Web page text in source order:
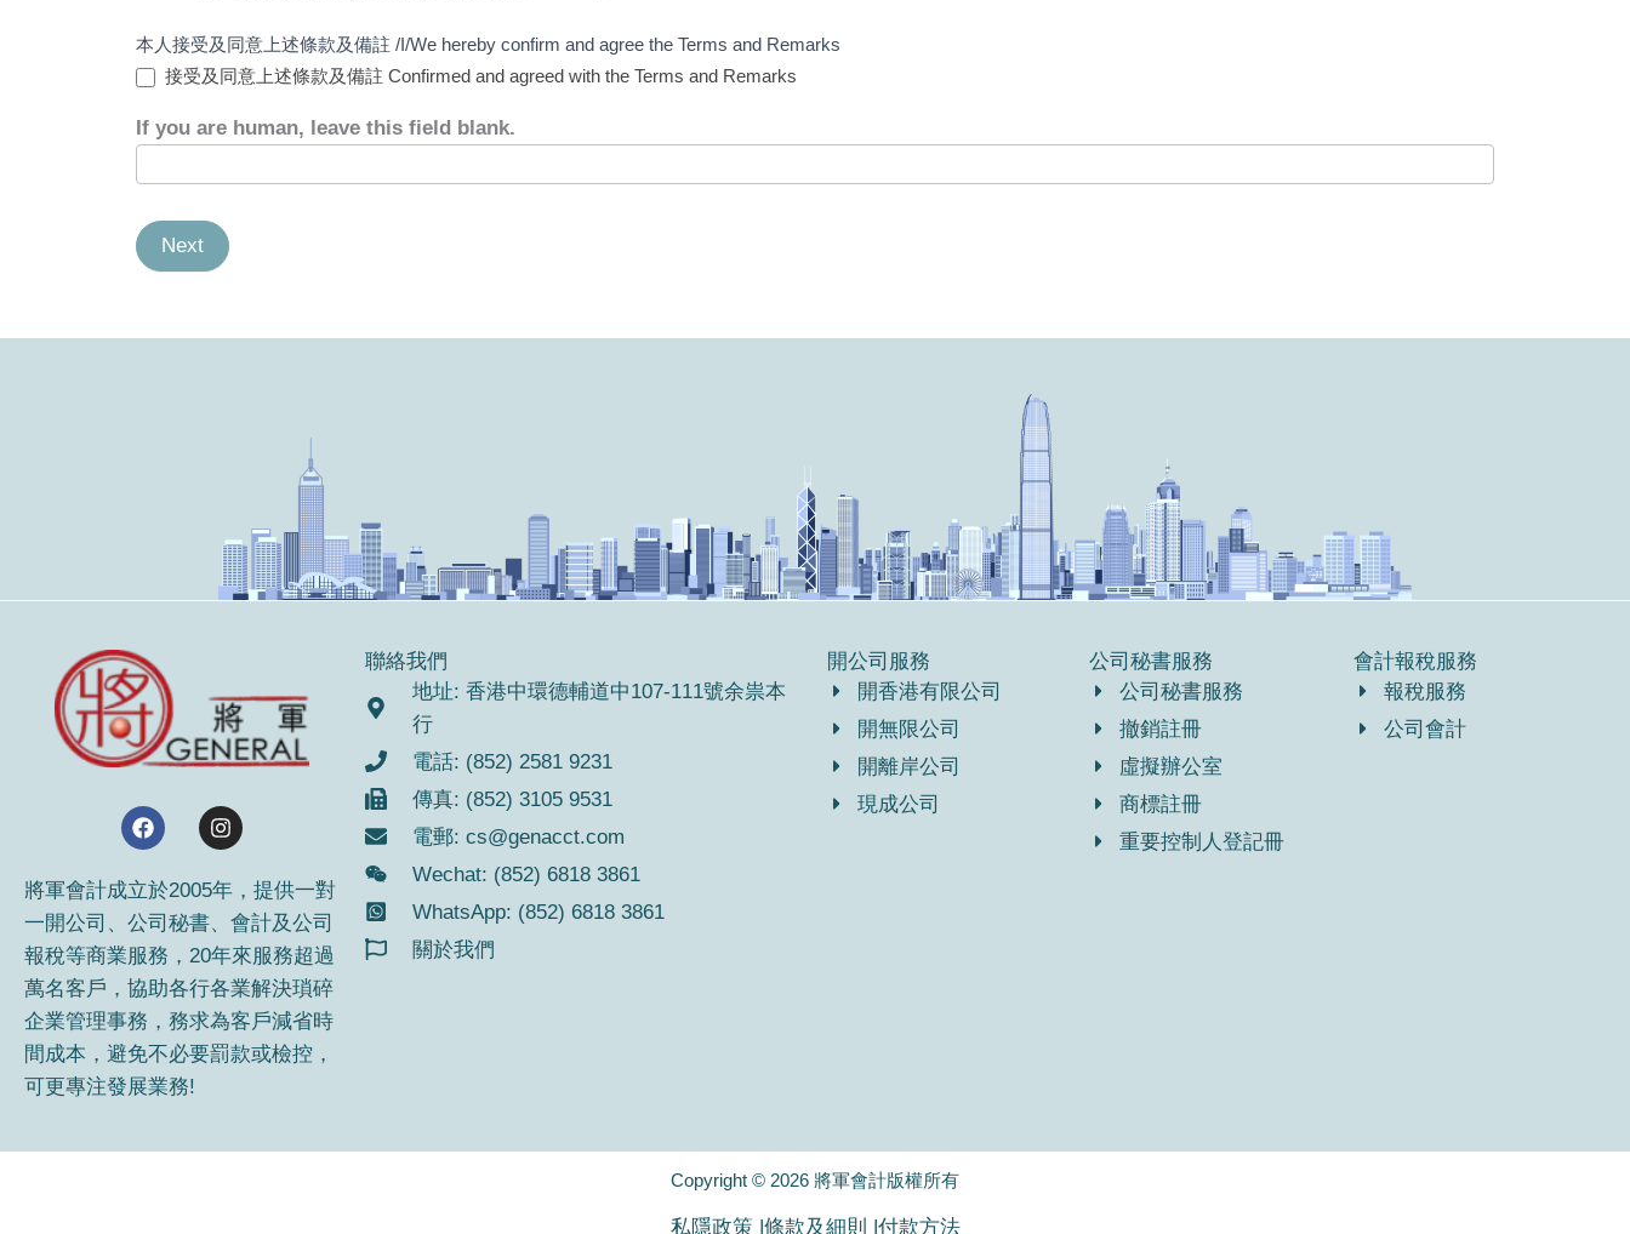
本人接受及同意上述條款及備註 /I/We hereby confirm and agree the Terms and Remarks
接受及同意上述條款及備註 Confirmed and agreed with the Terms and Remarks
If you are human, leave this field blank.
Next
F
a
e
b
o
o
k
I
n
t
a
g
r
a
m
將軍會計成立於2005年，提供一對
一開公司、公司秘書、會計及公司
報稅等商業服務，20年來服務超過
萬名客戶，協助各行各業解決瑣碎
企業管理事務，務求為客戶減省時
間成本，避免不必要罰款或檢控，
可更專注發展業務!
聯絡我們
地址: 香港中環德輔道中107-111號余祟本
行
電話: (852) 2581 9231
傳真: (852) 3105 9531
電郵:cs@genacct.com
Wechat: (852) 6818 3861
WhatsApp: (852) 6818 3861
關於我們
開公司服務
開香港有限公司
開無限公司
開離岸公司
現成公司
公司秘書服務
公司秘書服務
撤銷註冊
虛擬辦公室
商標註冊
重要控制人登記冊
會計報稅服務
報稅服務
公司會計
Copyright © 2026 將軍會計版權所有
私隱政策 | 條款及細則 | 付款方法